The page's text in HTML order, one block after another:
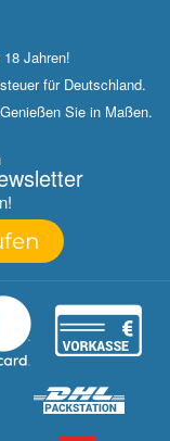
Jahren!
für Deutschland.
Sie in Maßen.